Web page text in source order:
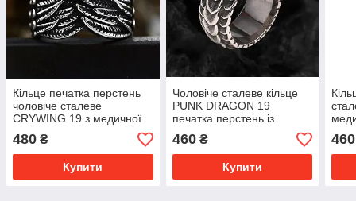
Кільце печатка перстень
чоловіче сталеве
CRYWING 19 з медичної
неіржавної сталі з
Крилами
480 ₴
Купити
Чоловіче сталеве кільце
PUNK DRAGON 19
печатка перстень із
медичної неіржавної сталі
316L з Лускою дракона
460₴
Купити
460